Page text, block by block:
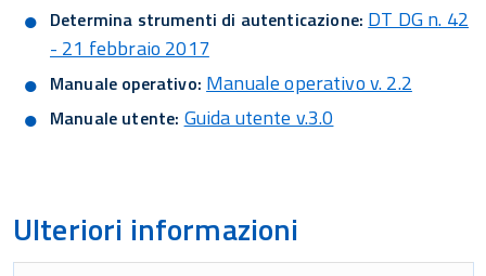
Determina strumenti di autenticazione: DT DG n. 42
- 21 febbraio 2017
Manuale operativo: Manuale operativo v. 2.2
Manuale utente: Guida utente v.3.0
Ulteriori informazioni